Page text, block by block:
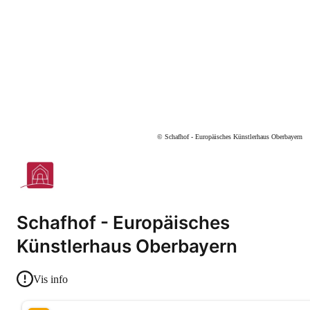
© Schafhof - Europäisches Künstlerhaus Oberbayern
Schafhof - Europäisches
Künstlerhaus Oberbayern
Vis info